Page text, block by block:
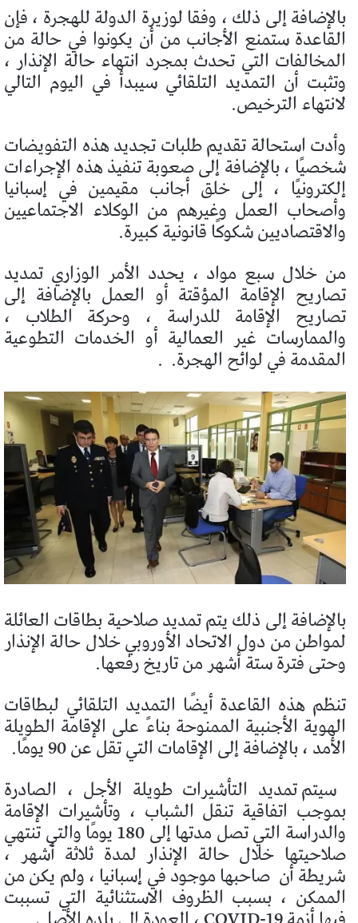
بالإضافة إلى ذلك ، وفقا لوزيرة الدولة للهجرة ، فإن
القاعدة ستمنع الأجانب من أن يكونوا في حالة من
المخالفات التي تحدث بمجرد انتهاء حالة الإنذار ،
وتثبت أن التمديد التلقائي سيبدأ في اليوم التالي
لانتهاء الترخيص.
وأدت استحالة تقديم طلبات تجديد هذه التفويضات
شخصيًا ، بالإضافة إلى صعوبة تنفيذ هذه الإجراءات
إلكترونيًا ، إلى خلق أجانب مقيمين في إسبانيا
وأصحاب العمل وغيرهم من الوكلاء الاجتماعيين
والاقتصاديين شكوكًا قانونية كبيرة.
من خلال سبع مواد ، يحدد الأمر الوزاري تمديد
تصاريح الإقامة المؤقتة أو العمل بالإضافة إلى
تصاريح الإقامة للدراسة ، وحركة الطلاب ،
والممارسات غير العمالية أو الخدمات التطوعية
المقدمة في لوائح الهجرة. .
بالإضافة إلى ذلك يتم تمديد صلاحية بطاقات العائلة
لمواطن من دول الاتحاد الأوروبي خلال حالة الإنذار
وحتى فترة ستة أشهر من تاريخ رفعها.
تنظم هذه القاعدة أيضًا التمديد التلقائي لبطاقات
الهوية الأجنبية الممنوحة بناءً على الإقامة الطويلة
الأمد ، بالإضافة إلى الإقامات التي تقل عن 90 يومًا.
سيتم تمديد التأشيرات طويلة الأجل ، الصادرة
بموجب اتفاقية تنقل الشباب ، وتأشيرات الإقامة
والدراسة التي تصل مدتها إلى 180 يومًا والتي تنتهي
صلاحيتها خلال حالة الإنذار لمدة ثلاثة أشهر ،
شريطة أن صاحبها موجود في إسبانيا ، ولم يكن من
الممكن ، بسبب الظروف الاستثنائية التي تسببت